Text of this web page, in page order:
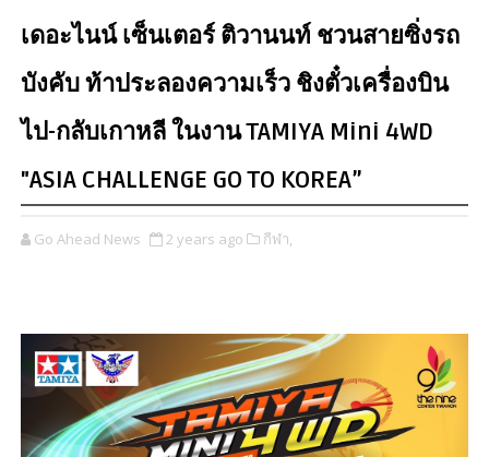
เดอะไนน์ เซ็นเตอร์ ติวานนท์ ชวนสายซิ่งรถ
บังคับ ท้าประลองความเร็ว ชิงตั๋วเครื่องบิน
ไป-กลับเกาหลี ในงาน TAMIYA Mini 4WD
"ASIA CHALLENGE GO TO KOREA”
Go Ahead News 2 years ago กีฬา,